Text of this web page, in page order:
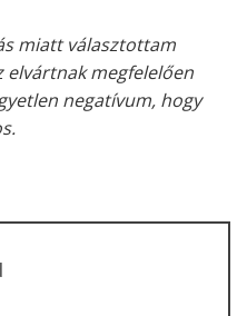
miatt választottam
elvártnak megfelelően
negatívum, hogy